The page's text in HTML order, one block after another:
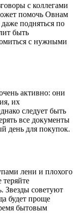
с коллегами
помочь Овнам
подняться по
быть
с нужными
активно: они
их
следует быть
все документы
день для покупок.
лени и плохого
Звезды советуют
будет проще
бытовым